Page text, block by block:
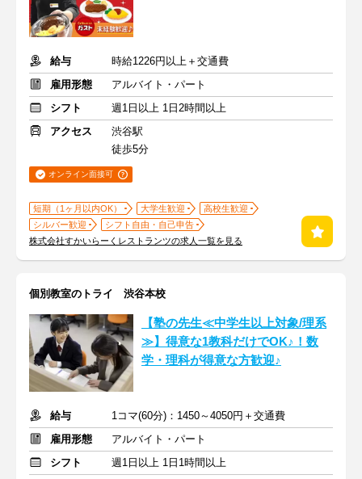
給与
時給1226円以上＋交通費
雇用形態
アルバイト・パート
シフト
週1日以上 1日2時間以上
アクセス
渋谷駅
徒歩5分
オンライン面接可
短期（1ヶ月以内OK） 大学生歓迎
高校生歓迎
シルバー歓迎
シフト自由・自己申告
株式会社すかいらーくレストランツの求人一覧を見る
個別教室のトライ 渋谷本校
【塾の先生≪中学生以上対象/理系
≫】得意な1教科だけでOK♪！数
学・理科が得意な方歓迎♪
給与
1コマ(60分)：1450～4050円＋交通費
雇用形態
アルバイト・パート
シフト
週1日以上 1日1時間以上